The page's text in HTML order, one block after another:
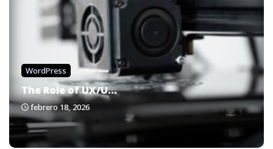
WordPress
The Role of UX/U...
febrero 18, 2026